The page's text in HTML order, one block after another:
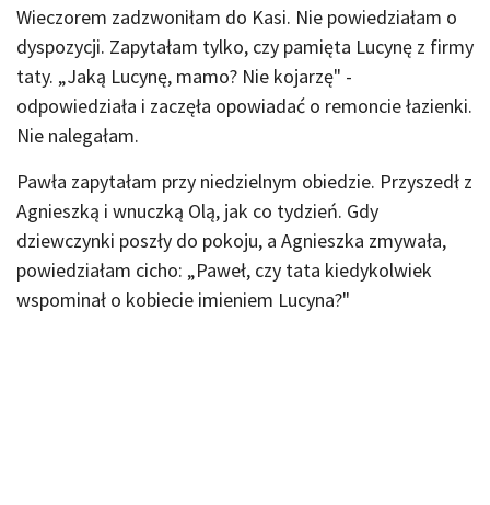
Wieczorem zadzwoniłam do Kasi. Nie powiedziałam o
dyspozycji. Zapytałam tylko, czy pamięta Lucynę z firmy
taty. „Jaką Lucynę, mamo? Nie kojarzę" -
odpowiedziała i zaczęła opowiadać o remoncie łazienki.
Nie nalegałam.
Pawła zapytałam przy niedzielnym obiedzie. Przyszedł z
Agnieszką i wnuczką Olą, jak co tydzień. Gdy
dziewczynki poszły do pokoju, a Agnieszka zmywała,
powiedziałam cicho: „Paweł, czy tata kiedykolwiek
wspominał o kobiecie imieniem Lucyna?"